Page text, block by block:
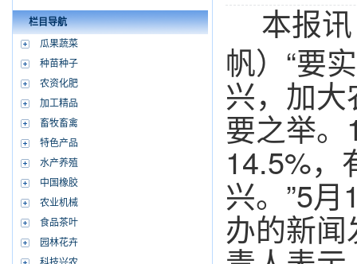
栏目导航
瓜果蔬菜
种苗种子
农资化肥
加工精品
畜牧畜禽
特色产品
水产养殖
中国橡胶
农业机械
食品茶叶
园林花卉
本报
帆）“要
兴，加
要之举
14.5%，
兴。”5
办的新